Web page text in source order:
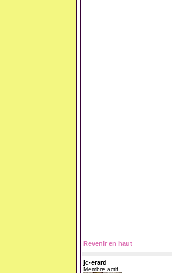
Revenir en haut
jc-erard
Membre actif